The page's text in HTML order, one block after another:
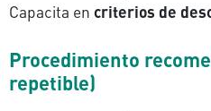
Capacita encriterios de
Procedimiento
repetible)